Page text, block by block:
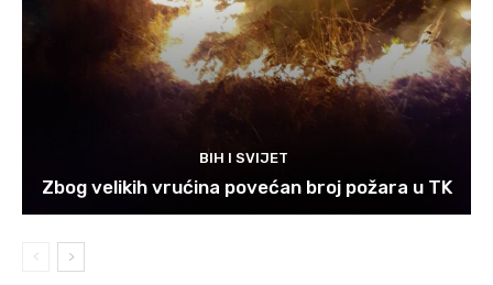
BIH I SVIJET
Zbog velikih vrućina povećan broj požara u TK